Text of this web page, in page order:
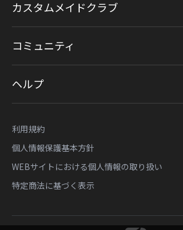
カスタムメイドクラブ
コミュニティ
ヘルプ
利用規約
個人情報保護基本方針
WEBサイトにおける個人情報の取り扱い
特定商法に基づく表示